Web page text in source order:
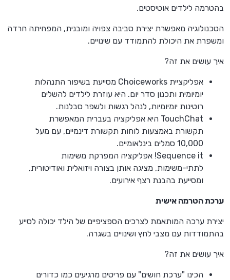
בהטרמה לילדים אוטיסטים.
הטכנולוגיה מאפשרת יצירת סביבה צפויה ומובנית, המפחיתה חרדה
ומשפרת את היכולת להתמודד עם שינויים.
איך עושים את זה?
אפליקציית Choiceworks מסייעת בשיפור התנהלות
יומיומית ותכנון סדר יום. היא עוזרת לילדים להשלים
רוטינות יומיומיות, לנהל רגשות ולשפר סבלנות.
TouchChat היא אפליקציה בעברית המאפשרת
תקשורת באמצעות לוחות תקשורת דינמיים, עם מעל
10,000 סמלים בינלאומיים.
Sequence it! אפליקציה המפרקת משימות
לתתי-משימות, מציגה אותן בצורה ויזואלית ואודיטורית,
ומסייעת בהבנת רצף אירועים.
ערכת הטרמה אישית
יצירת ערכה המותאמת לצרכים הספציפיים של הילד יכולה לסייע
בהתמודדות עם מצבי לחץ ושינויים בשגרה.
איך עושים את זה?
הכינו "ערכת חושים" עם פריטים מרגיעים כמו כדורים